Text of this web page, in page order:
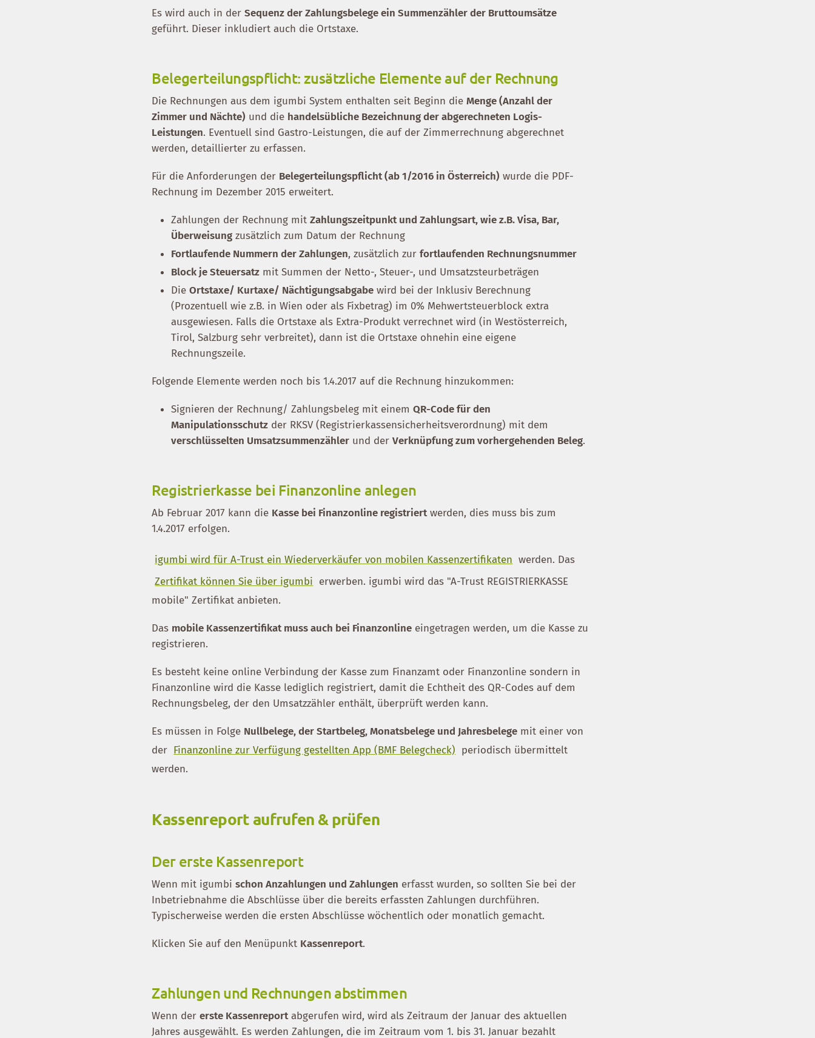
Es wird auch in derSequenz der Zahlungsbelege ein Summenzähler der Bruttoumsätze
geführt. Dieser inkludiert auch die Ortstaxe.
Belegerteilungspflicht: zusätzliche Elemente auf der Rechnung
Die Rechnungen aus dem igumbi System enthalten seit Beginn dieMenge (Anzahl der
Zimmer und Nächte) und die handelsübliche Bezeichnung der abgerechneten Logis-
Leistungen. Eventuell sind Gastro-Leistungen, die auf der Zimmerrechnung abgerechnet
werden, detaillierter zu erfassen.
Für die Anforderungen der Belegerteilungspflicht (ab 1/2016 in Österreich) wurde die PDF-
Rechnung im Dezember 2015 erweitert.
Zahlungen der Rechnung mitZahlungszeitpunkt und Zahlungsart, wie z.B. Visa, Bar,
Überweisung zusätzlich zum Datum der Rechnung
Fortlaufende Nummern der Zahlungen, zusätzlich zurfortlaufenden Rechnungsnummer
Block je Steuersatz mit Summen der Netto-, Steuer-, und Umsatzsteurbeträgen
DieOrtstaxe/ Kurtaxe/ Nächtigungsabgabe wird bei der Inklusiv Berechnung
(Prozentuell wie z.B. in Wien oder als Fixbetrag) im 0% Mehwertsteuerblock extra
ausgewiesen. Falls die Ortstaxe als Extra-Produkt verrechnet wird (in Westösterreich,
Tirol, Salzburg sehr verbreitet), dann ist die Ortstaxe ohnehin eine eigene
Rechnungszeile.
Folgende Elemente werden noch bis 1.4.2017 auf die Rechnung hinzukommen:
Signieren der Rechnung/ Zahlungsbeleg mit einemQR-Code für den
Manipulationsschutz der RKSV (Registrierkassensicherheitsverordnung) mit dem
verschlüsselten Umsatzsummenzähler und derVerknüpfung zum vorhergehenden Beleg.
Registrierkasse bei Finanzonline anlegen
Ab Februar 2017 kann die Kasse bei Finanzonline registriertwerden, dies muss bis zum
1.4.2017 erfolgen.
igumbi wird für A-Trust ein Wiederverkäufer von mobilen Kassenzertifikaten werden. Das
Zertifikat können Sie über igumbi erwerben. igumbi wird das "A-Trust REGISTRIERKASSE
mobile" Zertifikat anbieten.
Das mobile Kassenzertifikat muss auch bei Finanzonline eingetragen werden, um die Kasse zu
registrieren.
Es besteht keine online Verbindung der Kasse zum Finanzamt oder Finanzonline sondern in
Finanzonline wird die Kasse lediglich registriert, damit die Echtheit des QR-Codes auf dem
Rechnungsbeleg, der den Umsatzzähler enthält, überprüft werden kann.
Es müssen in Folge Nullbelege, der Startbeleg, Monatsbelege und Jahresbelege mit einer von
der Finanzonline zur Verfügung gestellten App (BMF Belegcheck) periodisch übermittelt
werden.
Kassenreport aufrufen & prüfen
Der erste Kassenreport
Wenn mit igumbischon Anzahlungen und Zahlungen erfasst wurden, so sollten Sie bei der
Inbetriebnahme die Abschlüsse über die bereits erfassten Zahlungen durchführen.
Typischerweise werden die ersten Abschlüsse wöchentlich oder monatlich gemacht.
Klicken Sie auf den Menüpunkt Kassenreport.
Zahlungen und Rechnungen abstimmen
Wenn dererste Kassenreportabgerufen wird, wird als Zeitraum der Januar des aktuellen
Jahres ausgewählt. Es werden Zahlungen, die im Zeitraum vom 1. bis 31. Januar bezahlt